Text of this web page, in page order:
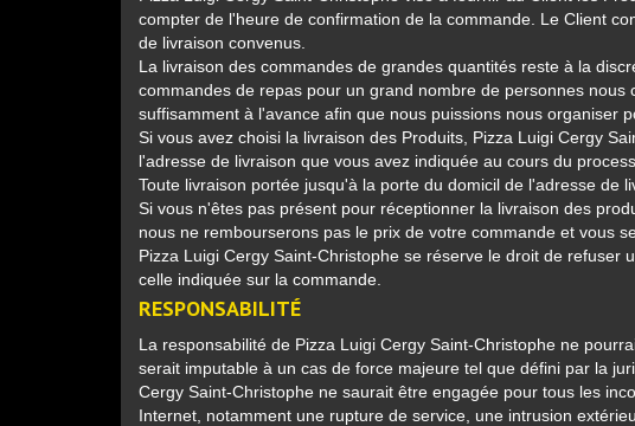
compter de l'heure de confirmation de la commande. Le Client
de livraison convenus.
La livraison des commandes de grandes quantités reste à la
commandes de repas pour un grand nombre de personnes
suffisamment à l'avance afin que nous puissions nous organiser
Si vous avez choisi la livraison des Produits, Pizza Luigi Cergy
l'adresse de livraison que vous avez indiquée au cours du
Toute livraison portée jusqu'à la porte du domicil de l'adresse de
Si vous n'êtes pas présent pour réceptionner la livraison des
nous ne rembourserons pas le prix de votre commande et vous
Pizza Luigi Cergy Saint-Christophe se réserve le droit de
celle indiquée sur la commande.
RESPONSABILITÉ
La responsabilité de Pizza Luigi Cergy Saint-Christophe ne
serait imputable à un cas de force majeure tel que défini par la
Cergy Saint-Christophe ne saurait être engagée pour tous les
Internet, notamment une rupture de service, une intrusion